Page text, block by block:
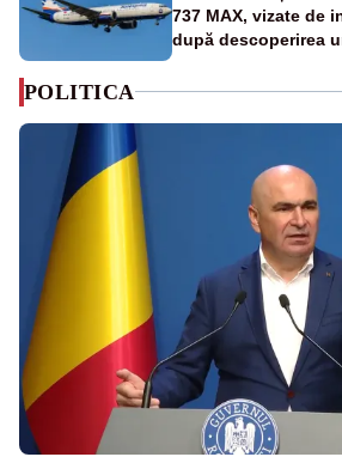
737 MAX, vizate de
după descoperirea
POLITICA